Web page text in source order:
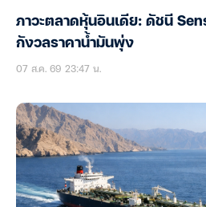
ภาวะตลาดหุ้นอินเดีย: ดัชนี
กังวลราคาน้ำมันพุ่ง
07 ส.ค. 69 23:47 น.